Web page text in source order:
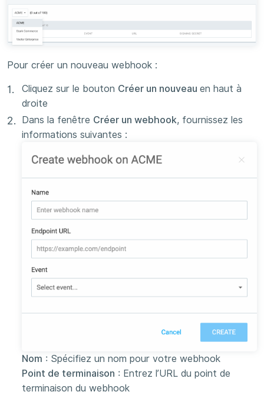
Pour créer un nouveau webhook :
Cliquez sur le bouton Créer un nouveau en haut à
droite
Dans la fenêtre Créer un webhook, fournissez les
informations suivantes :
Nom : Spécifiez un nom pour votre webhook
Point de terminaison : Entrez l’URL du point de
terminaison du webhook